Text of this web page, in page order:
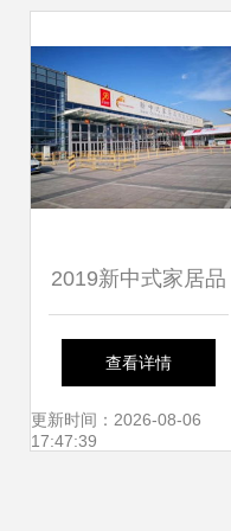
2019新中式家居品
牌文化博览会暨红
木艺术展在厦门市
查看详情
更新时间：2026-08-06
17:47:39